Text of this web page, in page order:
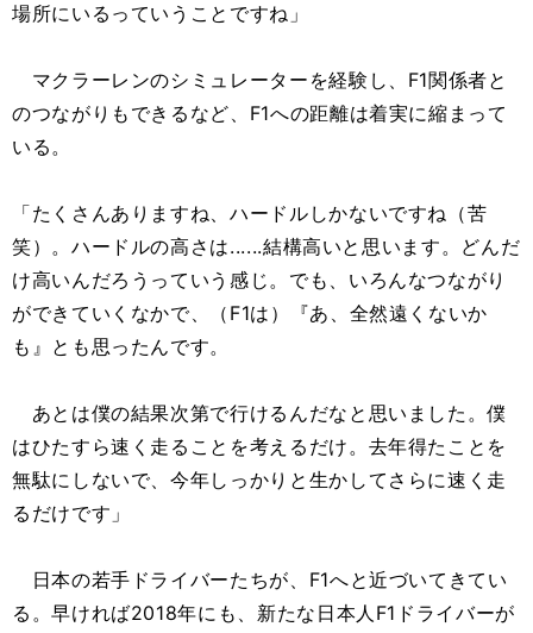
場所にいるっていうことですね」
マクラーレンのシミュレーターを経験し、F1関係者と
のつながりもできるなど、F1への距離は着実に縮まって
いる。
「たくさんありますね、ハードルしかないですね（苦
笑）。ハードルの高さは......結構高いと思います。どんだ
け高いんだろうっていう感じ。でも、いろんなつながり
ができていくなかで、（F1は）『あ、全然遠くないか
も』とも思ったんです。
あとは僕の結果次第で行けるんだなと思いました。僕
はひたすら速く走ることを考えるだけ。去年得たことを
無駄にしないで、今年しっかりと生かしてさらに速く走
るだけです」
日本の若手ドライバーたちが、F1へと近づいてきてい
る。早ければ2018年にも、新たな日本人F1ドライバーが